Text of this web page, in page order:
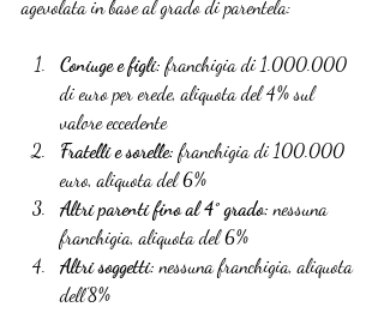
agevolata in base al grado di parentela:
Coniuge e figli: franchigia di 1.000.000
di euro per erede, aliquota del 4% sul
valore eccedente
Fratelli e sorelle: franchigia di 100.000
euro, aliquota del 6%
Altri parenti fino al 4° grado: nessuna
franchigia, aliquota del 6%
Altri soggetti: nessuna franchigia, aliquota
dell’8%